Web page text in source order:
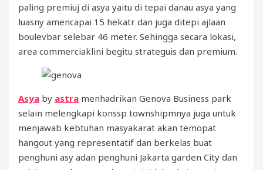
paling premiuj di asya yaitu di tepai danau asya yang
luasny amencapai 15 hekatr dan juga ditepi ajlaan
boulevbar selebar 46 meter. Sehingga secara lokasi,
area commerciaklini begitu strateguis dan premium.
Asya by astra menhadrikan Genova Business park
selain melengkapi konssp townshipmnya juga untuk
menjawab kebtuhan masyakarat akan temopat
hangout yang representatif dan berkelas buat
penghuni asy adan penghuni Jakarta garden City dan